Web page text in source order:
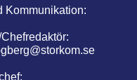
Kommunikation: